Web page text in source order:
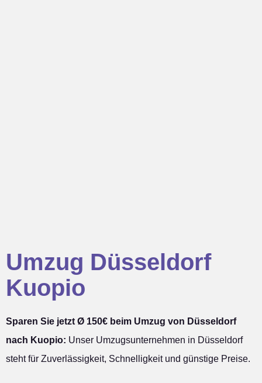
Umzug Düsseldorf
Kuopio
Sparen Sie jetzt Ø 150€ beim Umzug von Düsseldorf
nach Kuopio: Unser Umzugsunternehmen in Düsseldorf
steht für Zuverlässigkeit, Schnelligkeit und günstige Preise.